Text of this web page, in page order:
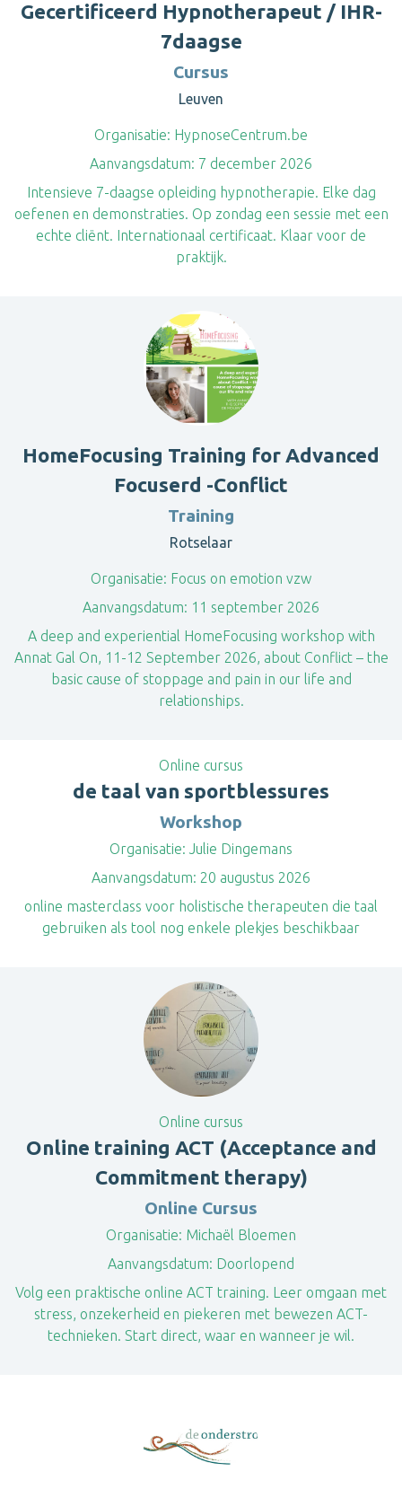
Gecertificeerd Hypnotherapeut / IHR-
7daagse
Cursus
Leuven
Organisatie: HypnoseCentrum.be
Aanvangsdatum: 7 december 2026
Intensieve 7-daagse opleiding hypnotherapie. Elke dag
oefenen en demonstraties. Op zondag een sessie met een
echte cliënt. Internationaal certificaat. Klaar voor de
praktijk.
HomeFocusing Training for Advanced
Focuserd -Conflict
Training
Rotselaar
Organisatie: Focus on emotion vzw
Aanvangsdatum: 11 september 2026
A deep and experiential HomeFocusing workshop with
Annat Gal On, 11-12 September 2026, about Conflict – the
basic cause of stoppage and pain in our life and
relationships.
Online cursus
de taal van sportblessures
Workshop
Organisatie: Julie Dingemans
Aanvangsdatum: 20 augustus 2026
online masterclass voor holistische therapeuten die taal
gebruiken als tool nog enkele plekjes beschikbaar
Online cursus
Online training ACT (Acceptance and
Commitment therapy)
Online Cursus
Organisatie: Michaël Bloemen
Aanvangsdatum: Doorlopend
Volg een praktische online ACT training. Leer omgaan met
stress, onzekerheid en piekeren met bewezen ACT-
technieken. Start direct, waar en wanneer je wil.